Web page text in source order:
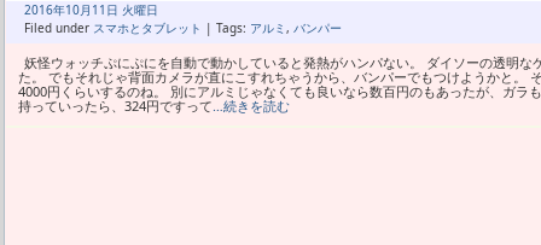
2016年10月 11日 火曜日
Filed under スマホとタブレット | Tags: アルミ , バンパー
妖怪ウォッチぷにぷにを自動で動かしていると発熱がハンパない。 ダイソーの透明
た。 でもそれじゃ背面カメラが直にこすれちゃうから、バンパーでもつけようかと。
4000円くらいするのね。 別にアルミじゃなくても良いなら数百円のもあったが、ガラ
持っていったら、324円ですって…続きを読む